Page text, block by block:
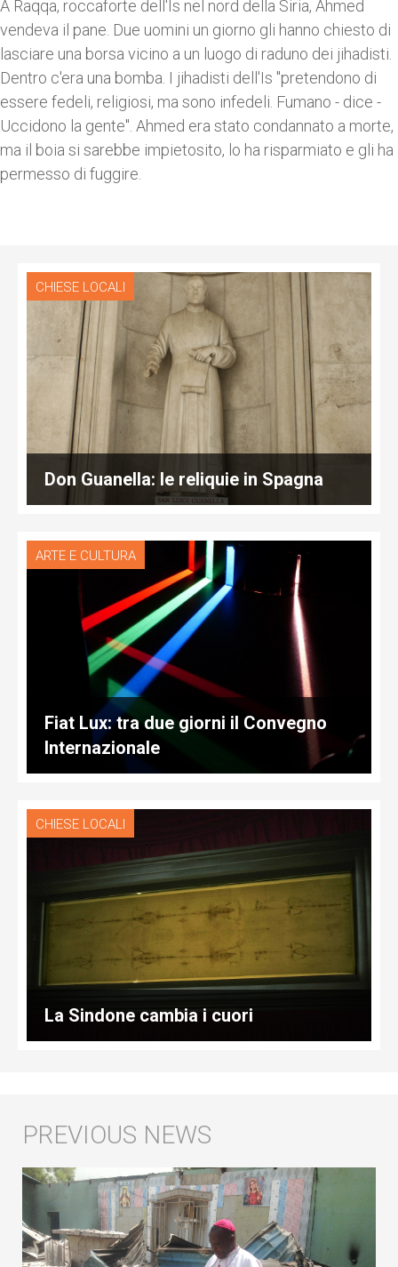
A Raqqa, roccaforte dell'Is nel nord della Siria, Ahmed
vendeva il pane. Due uomini un giorno gli hanno chiesto di
lasciare una borsa vicino a un luogo di raduno dei jihadisti.
Dentro c'era una bomba. I jihadisti dell'Is "pretendono di
essere fedeli, religiosi, ma sono infedeli. Fumano - dice -
Uccidono la gente". Ahmed era stato condannato a morte,
ma il boia si sarebbe impietosito, lo ha risparmiato e gli ha
permesso di fuggire.
CHIESE LOCALI
Don Guanella: le reliquie in Spagna
ARTE E CULTURA
Fiat Lux: tra due giorni il Convegno
Internazionale
CHIESE LOCALI
La Sindone cambia i cuori